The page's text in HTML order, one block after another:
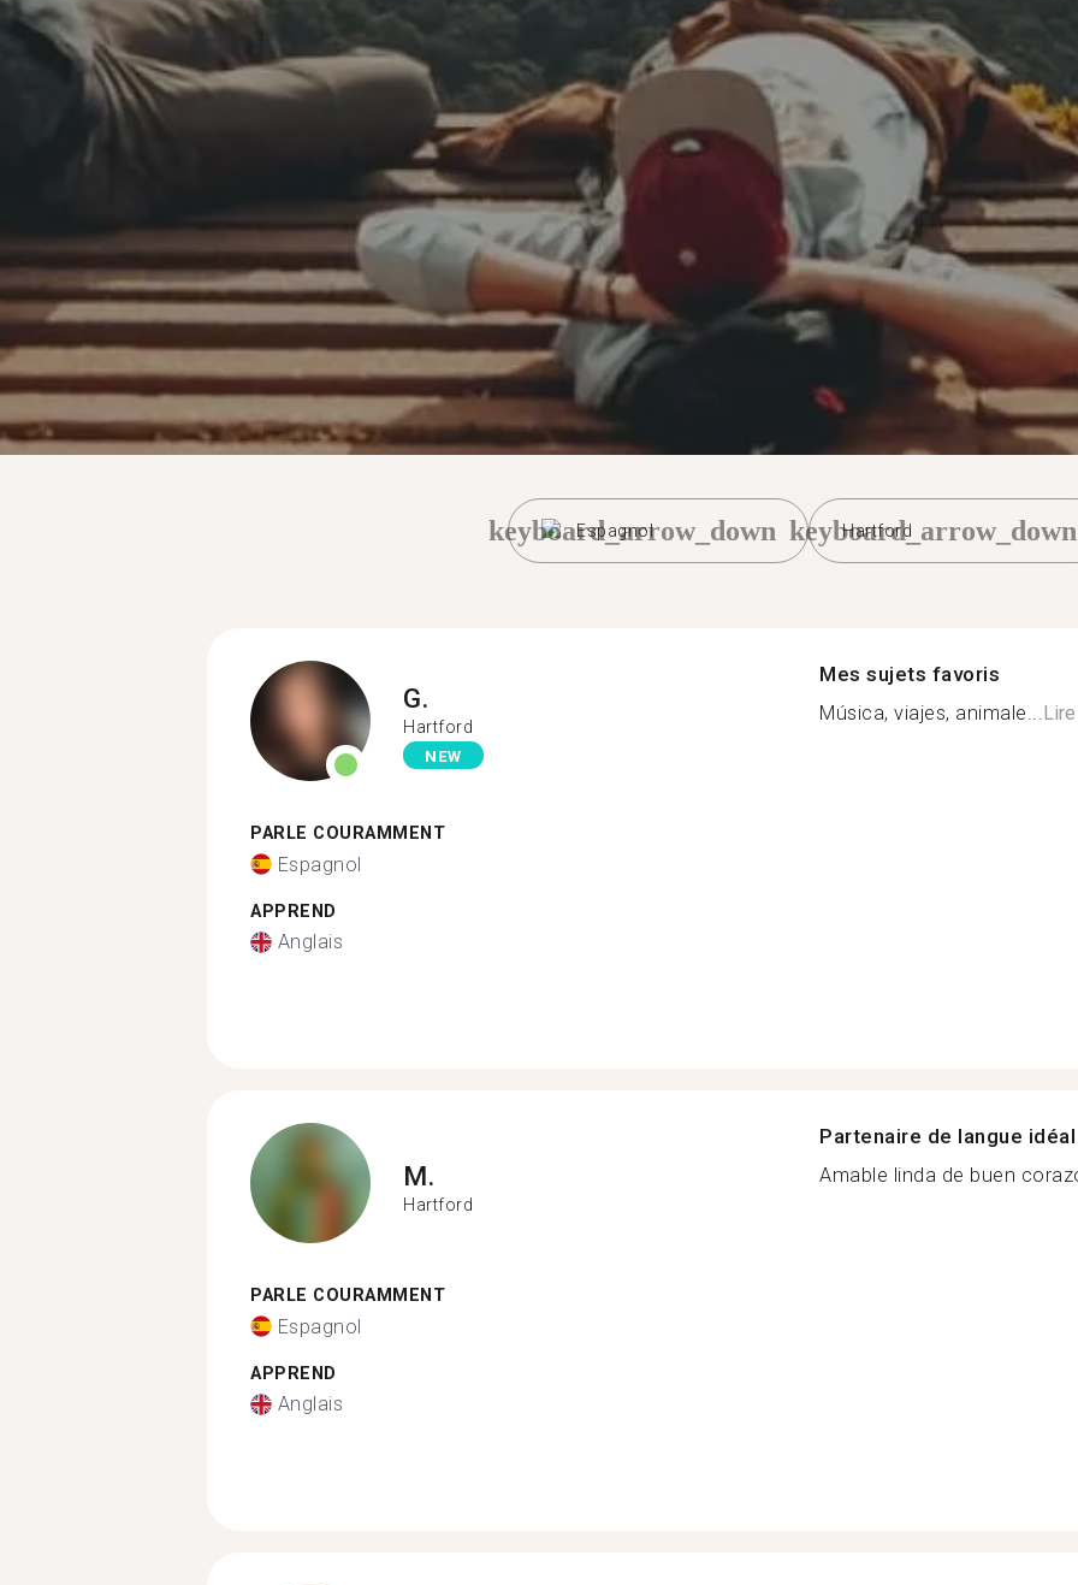
Espagnol
keyboard_arrow_down Hartford
keyboard_arrow_down
G.
Hartford
NEW
PARLE COURAMMENT
Espagnol
APPREND
Anglais
Mes sujets favoris
Música, viajes, animale...
M.
Hartford
PARLE COURAMMENT
Espagnol
APPREND
Anglais
Partenaire de langue idéal
Amable linda de buen